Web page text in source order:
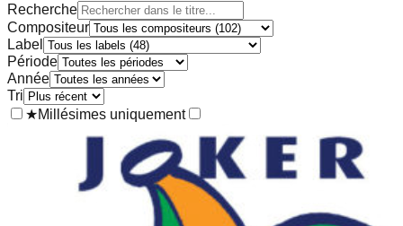
Recherche
Compositeur
Label
Période
Année
Tri
★Millésimes uniquement